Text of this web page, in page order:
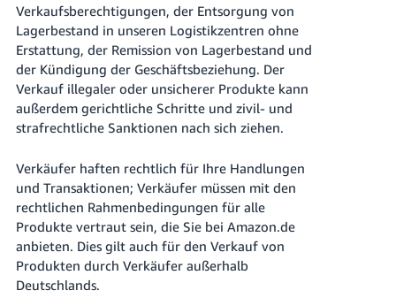
Verkaufsberechtigungen, der Entsorgung von
Lagerbestand in unseren Logistikzentren ohne
Erstattung, der Remission von Lagerbestand und
der Kündigung der Geschäftsbeziehung. Der
Verkauf illegaler oder unsicherer Produkte kann
außerdem gerichtliche Schritte und zivil- und
strafrechtliche Sanktionen nach sich ziehen.
Verkäufer haften rechtlich für Ihre Handlungen
und Transaktionen; Verkäufer müssen mit den
rechtlichen Rahmenbedingungen für alle
Produkte vertraut sein, die Sie bei Amazon.de
anbieten. Dies gilt auch für den Verkauf von
Produkten durch Verkäufer außerhalb
Deutschlands.